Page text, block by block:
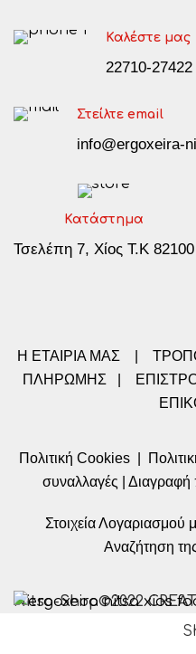
Καλέστε μας
22710-27422
Στείλτε email
info@ergoxeira-
Κατάστημα
Τσελέπη 7, Χίος Τ.Κ 82100
Η ΕΤΑΙΡΙΑ ΜΑΣ
ΠΛΗΡΩΜΗΣ
Πολιτική Cookies|
συναλλαγές
Στοιχεία Λογαριασμού
Αναζήτηση
Nitsa-Shop©2022